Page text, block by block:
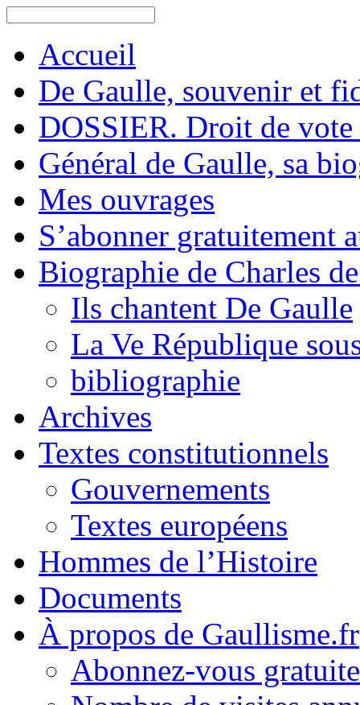
Accueil
De Gaulle, souvenir et
DOSSIER. Droit de vote
Général de Gaulle, sa
Mes ouvrages
S’abonner gratuitement
Biographie de Charles
Ils chantent De Gaulle
La Ve République
bibliographie
Archives
Textes constitutionnels
Gouvernements
Textes européens
Hommes de l’Histoire
Documents
À propos de Gaullisme.fr
Abonnez-vous